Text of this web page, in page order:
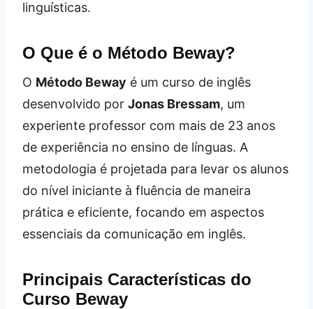
linguísticas.
O Que é o Método Beway?
O Método Beway é um curso de inglês
desenvolvido por Jonas Bressam, um
experiente professor com mais de 23 anos
de experiência no ensino de línguas. A
metodologia é projetada para levar os alunos
do nível iniciante à fluência de maneira
prática e eficiente, focando em aspectos
essenciais da comunicação em inglês.
Principais Características do
Curso Beway